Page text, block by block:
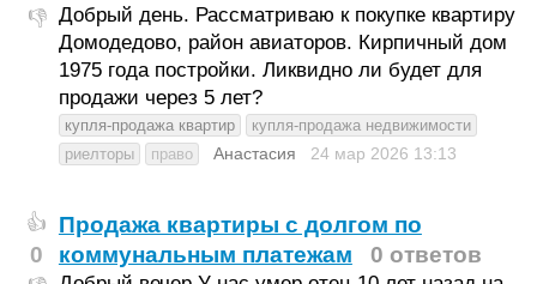
👎 Добрый день. Рассматриваю к покупке квартиру
Домодедово, район авиаторов. Кирпичный дом
1975 года постройки. Ликвидно ли будет для
продажи через 5 лет?
купля-продажа квартир
купля-продажа недвижимости
риелторы
право Анастасия 24 мар 2026 13:13
👍
0
Продажа квартиры с долгом по
коммунальным платежам
0 ответов